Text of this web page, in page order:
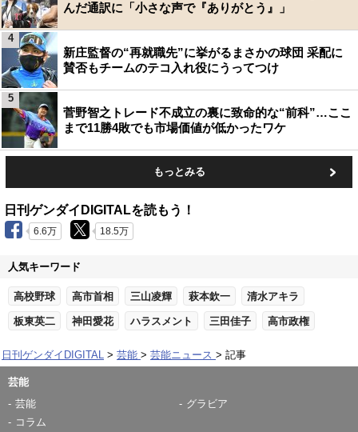
んだ通訳に「小さな声で『ありがとう』」
新庄監督の“再就職先”に挙がるまさかの球団 采配に
賛否もチームのテコ入れ役にうってつけ
4
菅野智之トレード不成立の裏に致命的な“前科”…ここ
まで11勝4敗でも市場価値が低かったワケ
5
もっとみる
日刊ゲンダイDIGITALを読もう！
6.6万 18.5万
人気キーワード
高校野球 高市首相 三山凌輝 萩本欽一 清水アキラ
板東英二 神田愛花 ハラスメント 三田佳子 高市政権
日刊ゲンダイDIGITAL 芸能 芸能ニュース 記事
芸能
芸能
グラビア
コラム